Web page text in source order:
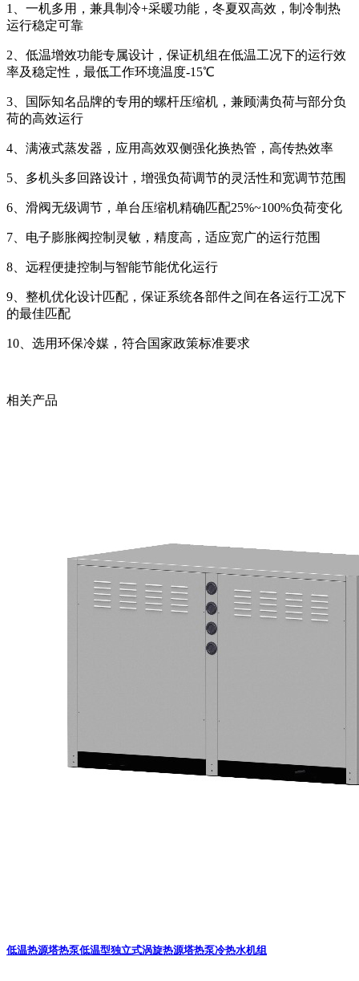
1、一机多用，兼具制冷+采暖功能，冬夏双高效，制冷制热
运行稳定可靠
2、低温增效功能专属设计，保证机组在低温工况下的运行效
率及稳定性，最低工作环境温度-15℃
3、国际知名品牌的专用的螺杆压缩机，兼顾满负荷与部分负
荷的高效运行
4、满液式蒸发器，应用高效双侧强化换热管，高传热效率
5、多机头多回路设计，增强负荷调节的灵活性和宽调节范围
6、滑阀无级调节，单台压缩机精确匹配25%~100%负荷变化
7、电子膨胀阀控制灵敏，精度高，适应宽广的运行范围
8、远程便捷控制与智能节能优化运行
9、整机优化设计匹配，保证系统各部件之间在各运行工况下
的最佳匹配
10、选用环保冷媒，符合国家政策标准要求
相关产品
低温热源塔热泵低温型独立式涡旋热源塔热泵冷热水机组